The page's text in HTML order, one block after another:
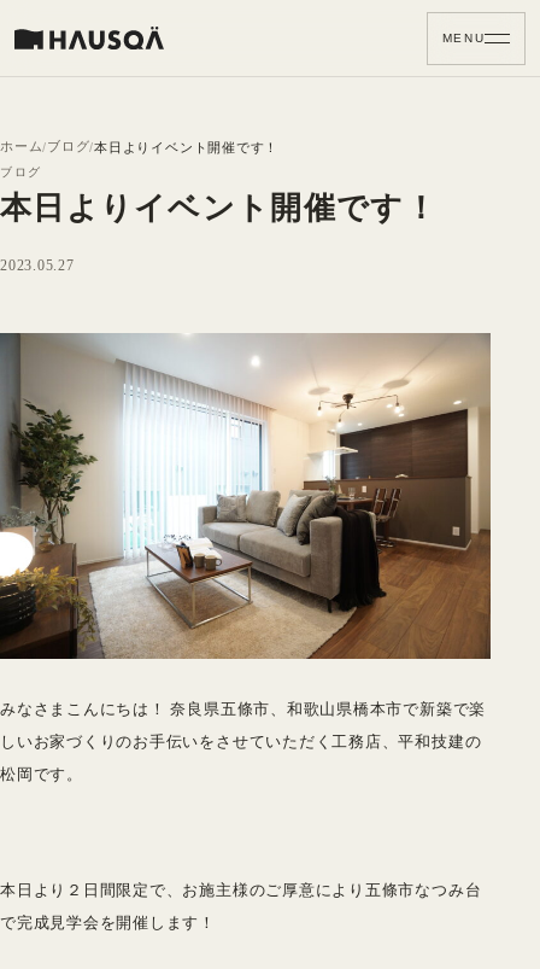
MENU
ホーム ブログ 本日よりイベント開催です！
ブログ
本日よりイベント開催です！
2023.05.27
みなさまこんにちは！ 奈良県五條市、和歌山県橋本市で新築で楽
しいお家づくりのお手伝いをさせていただく工務店、平和技建の
松岡です。
本日より２日間限定で、お施主様のご厚意により五條市なつみ台
で完成見学会を開催します！